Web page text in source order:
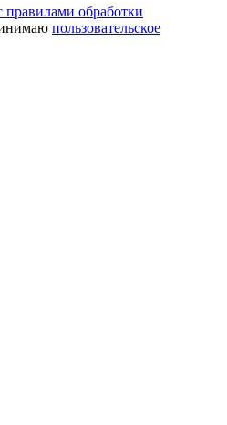
правилами обработки
пользовательское